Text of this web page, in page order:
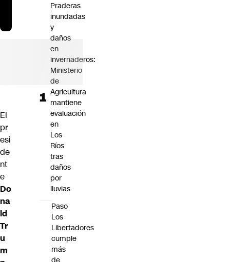
El
pr
esi
de
nt
e
Do
na
ld
Tr
u
m
Praderas
inundadas
y
daños
en
invernaderos:
Ministerio
de
Agricultura
mantiene
evaluación
en
Los
Ríos
tras
daños
por
lluvias
Paso
Los
Libertadores
cumple
más
de